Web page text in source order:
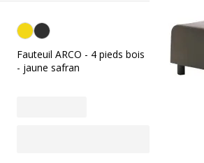
Safran
Fauteuil ARCO - 4 pieds bois
- jaune safran